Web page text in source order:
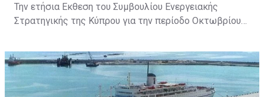
Την ετήσια Εκθεση του Συμβουλίου Ενεργειακής
Στρατηγικής της Κύπρου για την περίοδο Οκτωβρίου
της Δημοκρατίας ο Πρόεδρος του Συμβουλίου
Ανδρέας Πουλλικάς. Παραλαμβάνοντας την Έκθεση, ο
Πρόεδρος Αναστασιάδης εξήρε το ρόλο του
Συμβουλίου και ανάλογων φορέων, σημειώνοντας ότι